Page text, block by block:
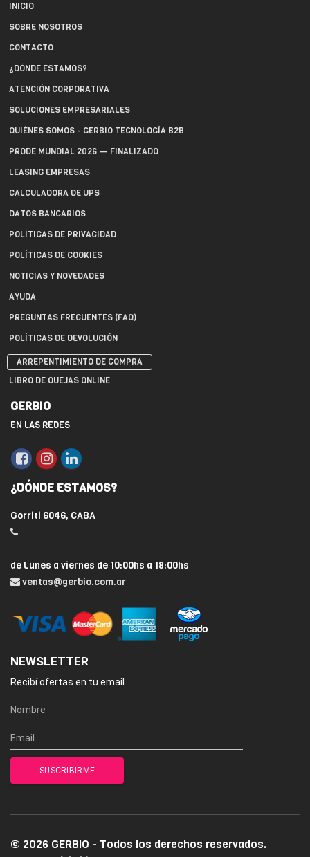
INICIO
SOBRE NOSOTROS
CONTACTO
¿DÓNDE ESTAMOS?
ATENCIÓN CORPORATIVA
SOLUCIONES EMPRESARIALES
QUIÉNES SOMOS - GERBIO TECNOLOGÍA B2B
PRODE MUNDIAL 2026 — FINALIZADO
LEASING EMPRESAS
CALCULADORA DE UPS
DATOS BANCARIOS
POLÍTICAS DE PRIVACIDAD
POLÍTICAS DE COOKIES
NOTICIAS Y NOVEDADES
AYUDA
PREGUNTAS FRECUENTES (FAQ)
POLÍTICAS DE DEVOLUCIÓN
ARREPENTIMIENTO DE COMPRA
LIBRO DE QUEJAS ONLINE
GERBIO
EN LAS REDES
¿DÓNDE ESTAMOS?
Gorriti 6046, CABA
de Lunes a viernes de 10:00hs a 18:00hs
ventas@gerbio.com.ar
NEWSLETTER
Recibí ofertas en tu email
© 2026 GERBIO - Todos los derechos reservados.